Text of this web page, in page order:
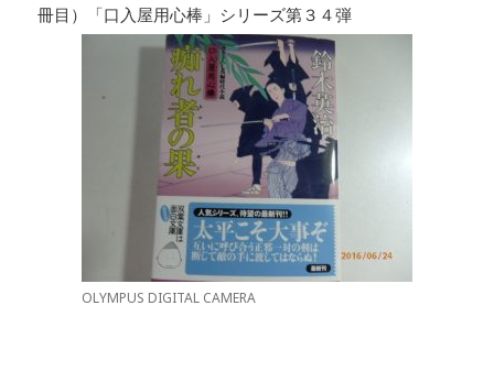
冊目）「口入屋用心棒」シリーズ第３４弾
OLYMPUS DIGITAL CAMERA